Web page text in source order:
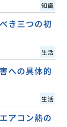
知識
き三つの初
生活
への具体的
生活
アコン熱の